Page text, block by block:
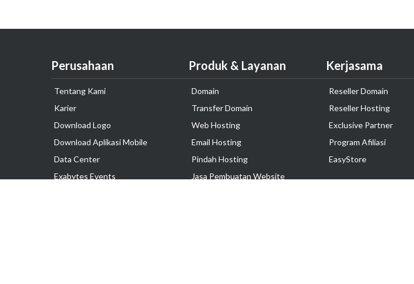
Perusahaan
Tentang Kami
Karier
Download Logo
Download Aplikasi Mobile
Data Center
Exabytes Events
Produk & Layanan
Domain
Transfer Domain
Web Hosting
Email Hosting
Pindah Hosting
Jasa Pembuatan Website
Kerjasama
Reseller Domain
Reseller Hosting
Exclusive Partner
Program Afiliasi
EasyStore